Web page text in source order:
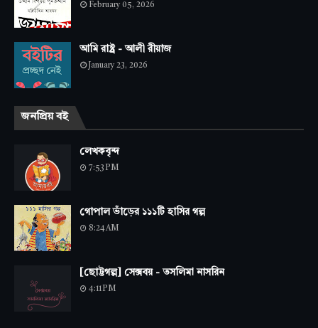
February 05, 2026
আমি রাষ্ট্র - আলী রীয়াজ
January 23, 2026
জনপ্রিয় বই
লেখকবৃন্দ
7:53 PM
গোপাল ভাঁড়ের ১১১টি হাসির গল্প
8:24 AM
[ছোট্টগল্প] সেক্সবয় - তসলিমা নাসরিন
4:11 PM